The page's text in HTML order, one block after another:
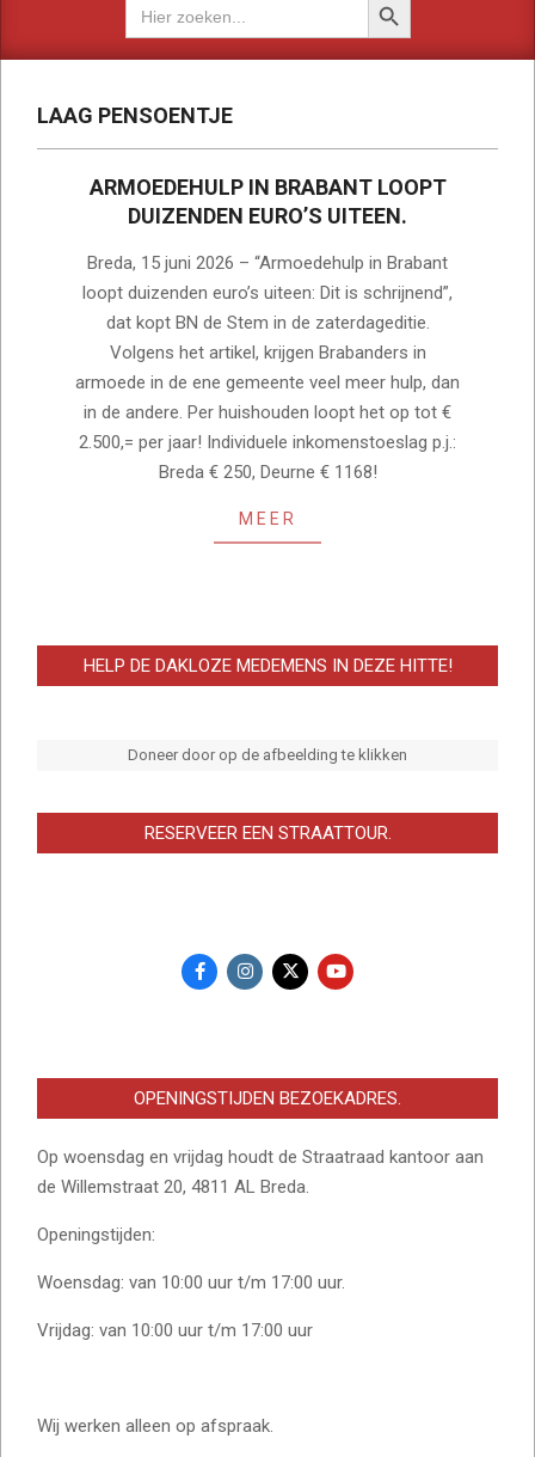
naar:
LAAG PENSOENTJE
ARMOEDEHULP IN BRABANT LOOPT
DUIZENDEN EURO’S UITEEN.
06-
15
Breda, 15 juni 2026 – “Armoedehulp in Brabant
loopt duizenden euro’s uiteen: Dit is schrijnend”,
dat kopt BN de Stem in de zaterdageditie.
Volgens het artikel, krijgen Brabanders in
armoede in de ene gemeente veel meer hulp, dan
in de andere. Per huishouden loopt het op tot €
2.500,= per jaar! Individuele inkomenstoeslag p.j.:
Breda € 250, Deurne € 1168!
MEER
HELP DE DAKLOZE MEDEMENS IN DEZE HITTE!
Doneer door op de afbeelding te klikken
RESERVEER EEN STRAATTOUR.
OPENINGSTIJDEN BEZOEKADRES.
Op woensdag en vrijdag houdt de Straatraad kantoor aan
de Willemstraat 20, 4811 AL Breda.
Openingstijden:
Woensdag: van 10:00 uur t/m 17:00 uur.
Vrijdag: van 10:00 uur t/m 17:00 uur
Wij werken alleen op afspraak.